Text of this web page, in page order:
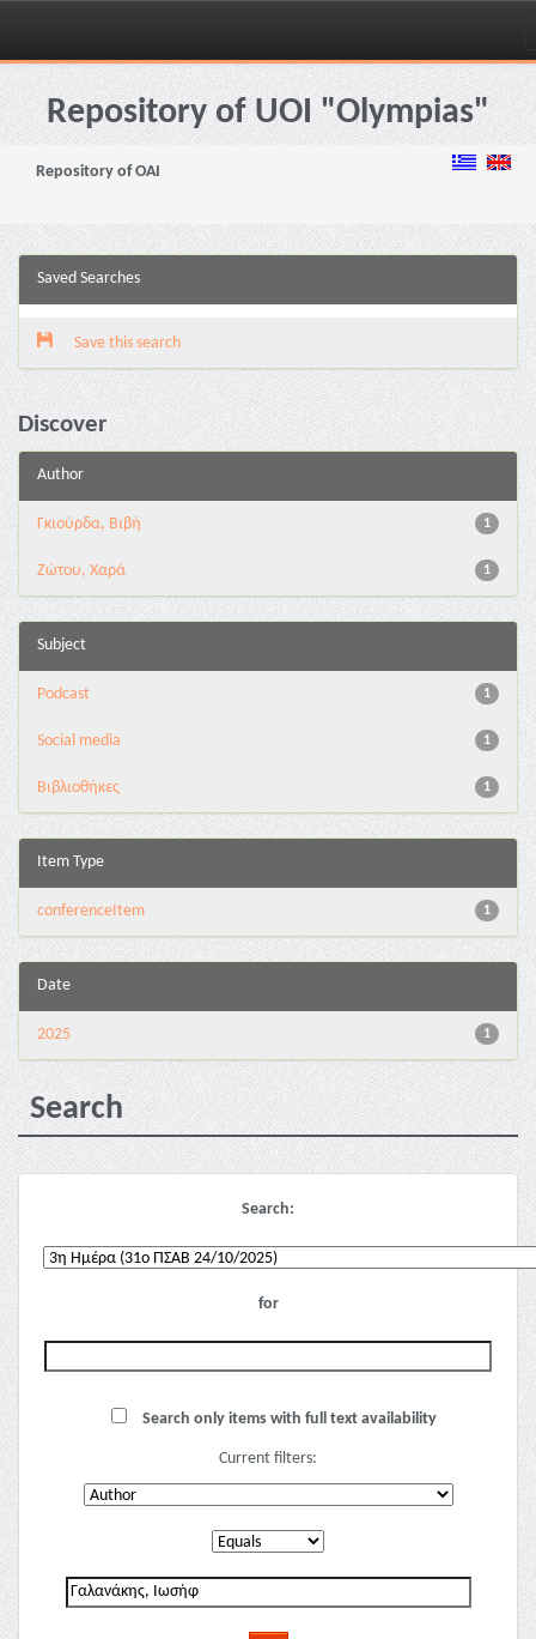
Skip
navigationRepository of UOI "Olympias"
Repository of OAI
Saved Searches
Save this search
Discover
Author
1
Γκιούρδα, Βιβή
1
Ζώτου, Χαρά
Subject
1
Podcast
1
Social media
1
Βιβλιοθήκες
Item Type
1
conferenceItem
Date
1
2025
Search
Search:
for
Search only items with full text availability
Current filters: